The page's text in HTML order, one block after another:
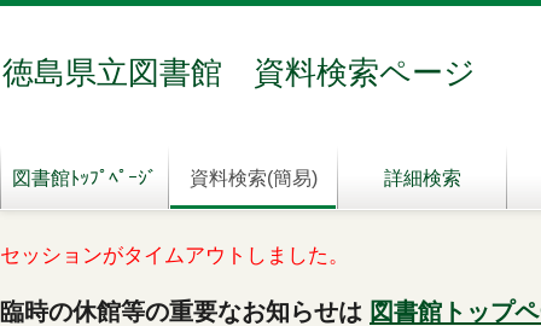
徳島県立図書館 資料検索ページ
図書館ﾄｯﾌﾟﾍﾟｰｼﾞ 資料検索(簡易) 詳細検索
セッションがタイムアウトしました。
臨時の休館等の重要なお知らせは 図書館トップ